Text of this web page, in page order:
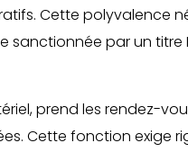
Cette polyvalence
par un
prend les rendez-
Cette fonction exige